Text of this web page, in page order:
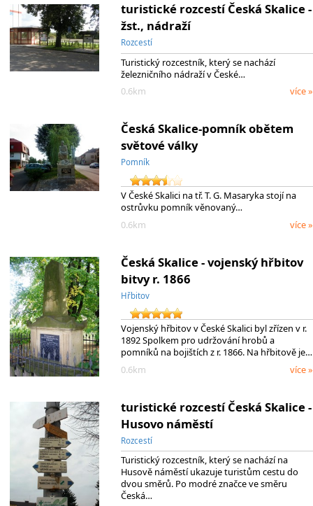
turistické rozcestí Česká Skalice -
žst., nádraží
Rozcestí
Turistický rozcestník, který se nachází
železničního nádraží v České…
0.6km
více »
Česká Skalice-pomník obětem
světové války
Pomník
V České Skalici na tř. T. G. Masaryka stojí na
ostrůvku pomník věnovaný…
0.6km
více »
Česká Skalice - vojenský hřbitov
bitvy r. 1866
Hřbitov
Vojenský hřbitov v České Skalici byl zřízen v r.
1892 Spolkem pro udržování hrobů a
pomníků na bojištích z r. 1866. Na hřbitově je…
0.6km
více »
turistické rozcestí Česká Skalice -
Husovo náměstí
Rozcestí
Turistický rozcestník, který se nachází na
Husově náměstí ukazuje turistům cestu do
dvou směrů. Po modré značce ve směru
Česká…